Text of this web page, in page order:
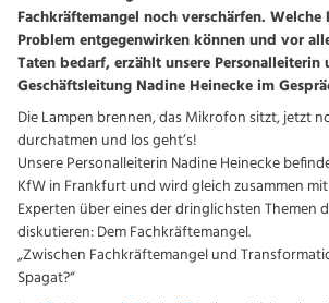
Fachkräftemangel noch verschärfen.
Problem entgegenwirken können und vor
Taten bedarf, erzählt unsere
Geschäftsleitung Nadine Heinecke im
Die Lampen brennen, das Mikrofon sitzt, jetzt
durchatmen und los geht’s!
Unsere Personalleiterin Nadine Heinecke
KfW in Frankfurt und wird gleich zusammen
Experten über eines der dringlichsten Themen
diskutieren: Dem Fachkräftemangel.
„Zwischen Fachkräftemangel und
Spagat?“